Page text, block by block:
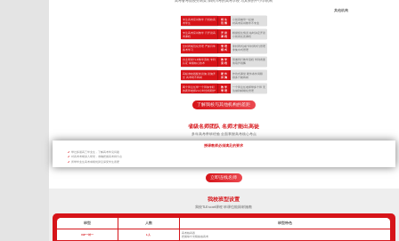
其他机构
专注高考应试教学 只招收高
考学生
招 生
范 围
小初高辅导一起做
对高考应试教学不专业
专注高考应试教学 只开设高
考课程
开 设
课 程
根据招生情况 临时决定开设
小初高任意课程
全封闭规范化管理 严抓日常
备考学习
管 理
模 式
非封闭式(或“半封闭式”)管理
非集中式管理
自主研发TLE教学系统 专利
认证 掌握核心技术
教 学
流 程
照搬同行教学流程 学到表面
依葫芦画瓢
高标准校园配套设施 设施齐
全 高考绝不将就
硬 件
设 施
作坊式课堂 硬件条件局限
很多只能将就
两个班主任带一个班加专职
的夜班老师24小时全程陪护
教 学
管 理
一个班主任老师带多个班 无
法做到精细化管理
了解我校与其他机构的差距
省级名师团队 名师才能出高徒
多年高考带班经验 全面掌握高考核心考点
授课教师必须满足的要求
带过多届高三毕业生，了解高考常见问题
对高考考纲深入研究，准确把握高考得分点
所带毕业生高考成绩优异且深受学生喜爱
立即连线名师
我校班型设置
我校TLEscort课程 班课也能因材施教
班型 人数 班型特色
VIP一对一 1人
高考核武器
把握每寸光阴备战高考